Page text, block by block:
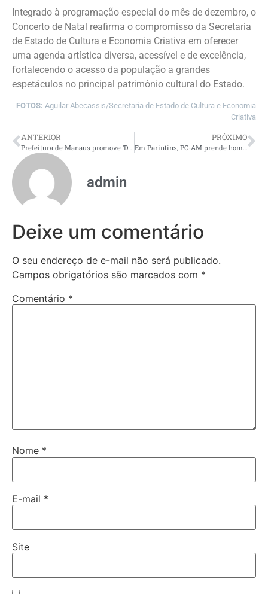
Integrado à programação especial do mês de dezembro, o
Concerto de Natal reafirma o compromisso da Secretaria
de Estado de Cultura e Economia Criativa em oferecer
uma agenda artística diversa, acessível e de excelência,
fortalecendo o acesso da população a grandes
espetáculos no principal patrimônio cultural do Estado.
FOTOS: Aguilar Abecassis/Secretaria de Estado de Cultura e Economia
Criativa
ANTERIOR PRÓXIMO
admin
Deixe um comentário
O seu endereço de e-mail não será publicado.
Campos obrigatórios são marcados com *
Comentário *
Nome *
E-mail *
Site